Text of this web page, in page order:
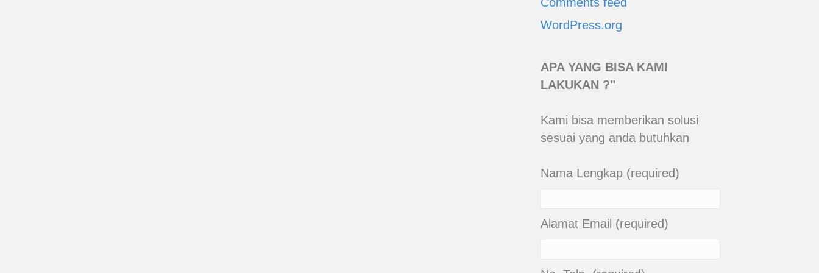
WordPress.org
APA YANG BISA KAMI
LAKUKAN ?"
Kami bisa memberikan solusi
sesuai yang anda butuhkan
Nama Lengkap (required)
Alamat Email (required)